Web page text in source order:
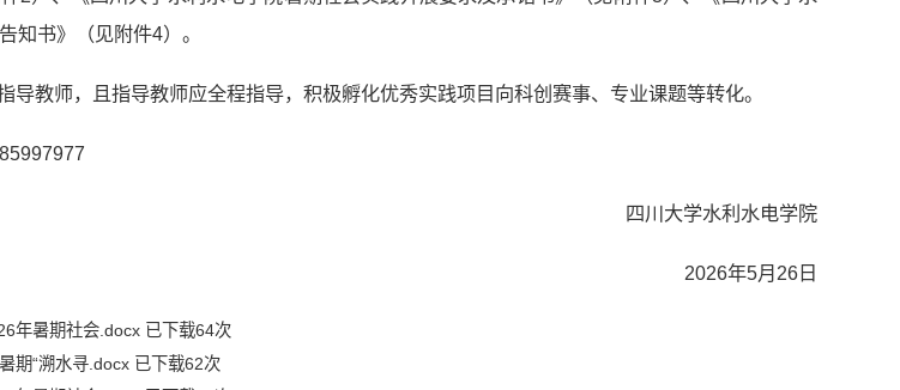
知书》（见附件4）。
导教师，且指导教师应全程指导，积极孵化优秀实践项目向科创赛事、专业课题等转化。
四川大学水利水电学院
2026年5月26日
年暑期社会.docx已下载64次
期“溯水寻.docx已下载62次